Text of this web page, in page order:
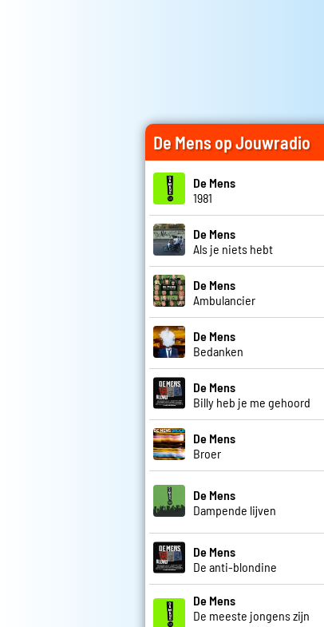
De Mens op Jouwradio
De Mens
1981
De Mens
Als je niets hebt
De Mens
Ambulancier
De Mens
Bedanken
De Mens
Billy heb je me gehoord
De Mens
Broer
De Mens
Dampende lijven
De Mens
De anti-blondine
De Mens
De meeste jongens zijn